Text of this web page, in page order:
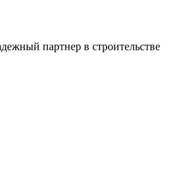
партнер в строительстве